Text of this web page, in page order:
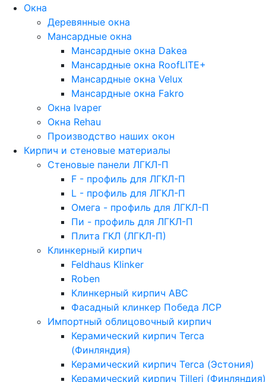
Окна
Деревянные окна
Мансардные окна
Мансардные окна Dakea
Мансардные окна RoofLITE+
Мансардные окна Velux
Мансардные окна Fakro
Окна Ivaper
Окна Rehau
Производство наших окон
Кирпич и стеновые материалы
Стеновые панели ЛГКЛ-П
F - профиль для ЛГКЛ-П
L - профиль для ЛГКЛ-П
Омега - профиль для ЛГКЛ-П
Пи - профиль для ЛГКЛ-П
Плита ГКЛ (ЛГКЛ-П)
Клинкерный кирпич
Feldhaus Klinker
Roben
Клинкерный кирпич ABC
Фасадный клинкер Победа ЛСР
Импортный облицовочный кирпич
Керамический кирпич Terca
(Финляндия)
Керамический кирпич Terca (Эстония)
Керамический кирпич Tilleri (Финляндия)